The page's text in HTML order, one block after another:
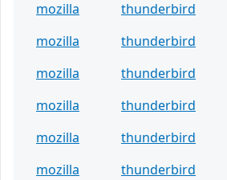
mozilla
thunderbird
mozilla
thunderbird
mozilla
thunderbird
mozilla
thunderbird
mozilla
thunderbird
mozilla
thunderbird